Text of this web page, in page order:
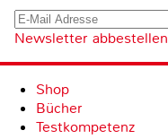
Newsletter abbestellen
Shop
Bücher
Testkompetenz